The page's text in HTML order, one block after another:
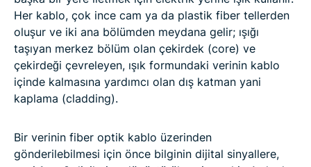
Her kablo, çok ince cam ya da plastik fiber tellerden
oluşur ve iki ana bölümden meydana gelir; ışığı
taşıyan merkez bölüm olan çekirdek (core) ve
çekirdeği çevreleyen, ışık formundaki verinin kablo
içinde kalmasına yardımcı olan dış katman yani
kaplama (cladding).
Bir verinin fiber optik kablo üzerinden
gönderilebilmesi için önce bilginin dijital sinyallere,